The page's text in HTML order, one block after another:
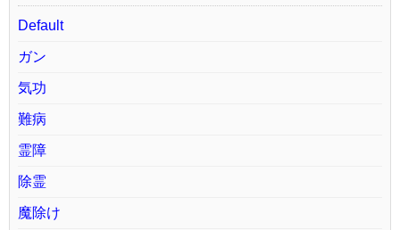
Default
ガン
気功
難病
霊障
除霊
魔除け